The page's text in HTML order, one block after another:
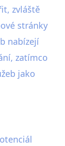
zvláště
stránky
nabízejí
zatímco
jako